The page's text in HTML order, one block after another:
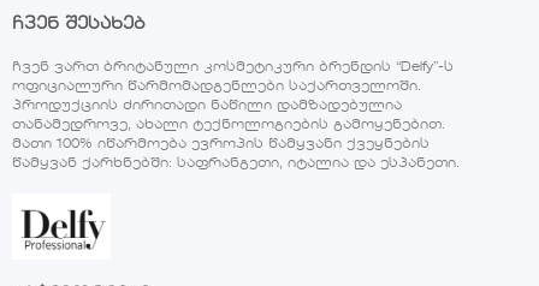
ჩვენ შესახებ
ჩვენ ვართ ბრიტანული კოსმეტიკური ბრენდის “Delfy”-ს
ოფიციალური წარმომადგენლები საქართველოში.
პროდუქციის ძირითადი ნაწილი დამზადებულია
თანამედროვე, ახალი ტექნოლოგიების გამოყენებით.
მათი 100% იწარმოება ევროპის წამყვანი ქვეყნების
წამყვან ქარხნებში: საფრანგეთი, იტალია და ესპანეთი.